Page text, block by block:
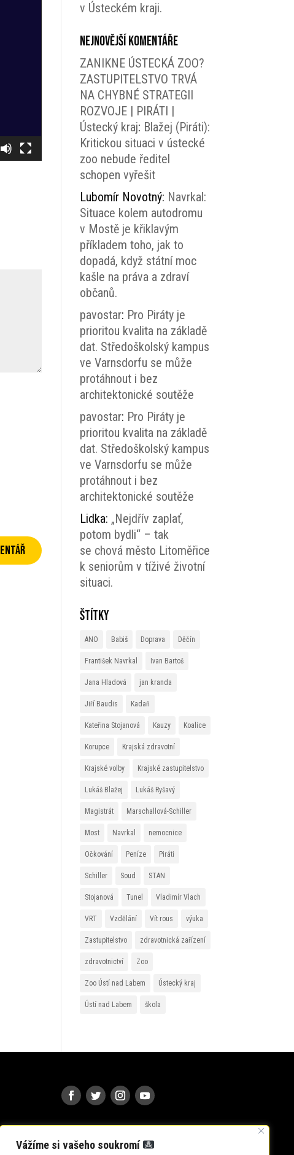
Vážíme si vašeho soukromí
v Ústeckém kraji.
Nejnovější komentáře
ZANIKNE ÚSTECKÁ ZOO?
ZASTUPITELSTVO TRVÁ
NA CHYBNÉ STRATEGII
ROZVOJE | PIRÁTI |
Ústecký kraj: Blažej (Piráti):
Kritickou situaci v ústecké
zoo nebude ředitel
schopen vyřešit
Lubomír Novotný: Navrkal:
Situace kolem autodromu
v Mostě je křiklavým
příkladem toho, jak to
dopadá, když státní moc
kašle na práva a zdraví
občanů.
pavostar: Pro Piráty je
prioritou kvalita na základě
dat. Středoškolský kampus
ve Varnsdorfu se může
protáhnout i bez
architektonické soutěže
pavostar: Pro Piráty je
prioritou kvalita na základě
dat. Středoškolský kampus
ve Varnsdorfu se může
protáhnout i bez
architektonické soutěže
Lidka: „Nejdřív zaplať,
potom bydli“ – tak
se chová město Litoměřice
k seniorům v tíživé životní
situaci.
Štítky
ANO Babiš Doprava Děčín
František Navrkal Ivan Bartoš
Jana Hladová jan kranda
Jiří Baudis Kadaň
Kateřina Stojanová Kauzy Koalice
Korupce Krajská zdravotní
Krajské volby Krajské zastupitelstvo
Lukáš Blažej Lukáš Ryšavý
Magistrát Marschallová-Schiller
Most Navrkal nemocnice
Očkování Peníze Piráti
Schiller Soud STAN
Stojanová Tunel Vladimír Vlach
VRT Vzdělání Vít rous výuka
Zastupitelstvo zdravotnická zařízení
zdravotnictví Zoo
Zoo Ústí nad Labem Ústecký kraj
Ústí nad Labem škola